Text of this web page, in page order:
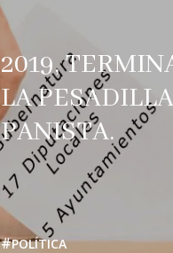
2019,
LA PESADILLA
PANISTA.
POLÍTICA